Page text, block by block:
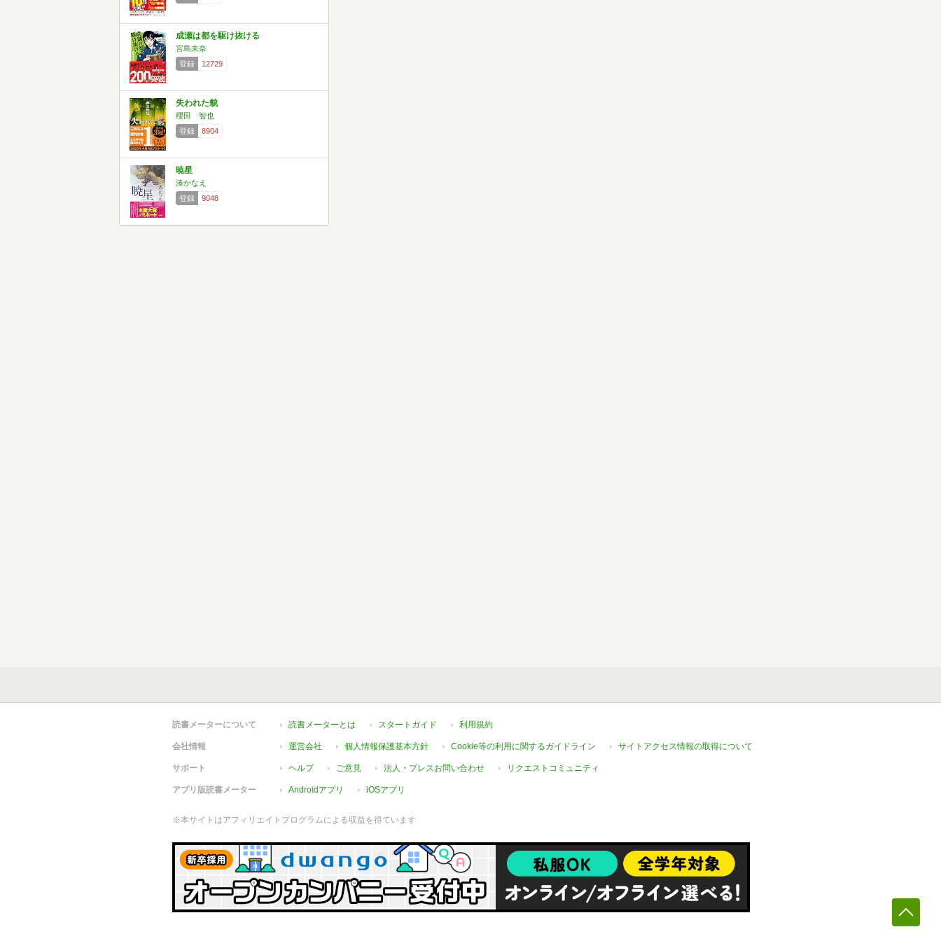
成瀬は都を駆け抜ける
宮島未奈
登録
12729
失われた貌
櫻田 智也
登録
8904
暁星
湊かなえ
登録
9048
読書メーターについて 読書メーターとは スタートガイド 利用規約
会社情報 運営会社 個人情報保護基本方針 Cookie等の利用に関するガイドライン サイトアクセス情報の取得について
サポート ヘルプ ご意見 法人・プレスお問い合わせ リクエストコミュニティ
アプリ版読書メーター Androidアプリ iOSアプリ
※本サイトはアフィリエイトプログラムによる収益を得ています